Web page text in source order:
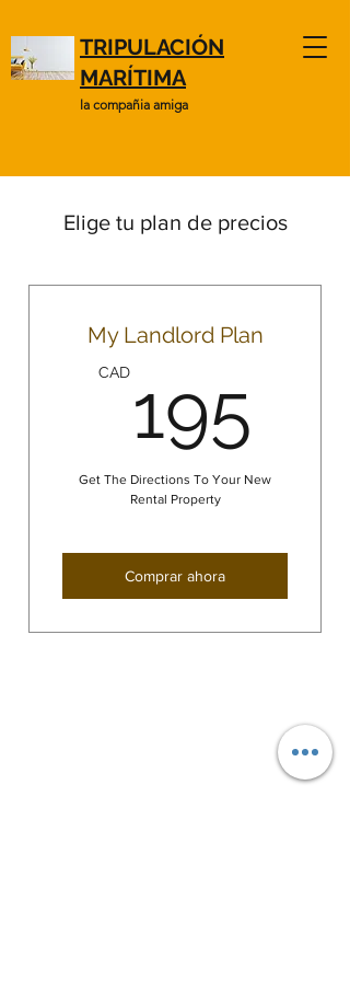
TRIPULACIÓN
MARÍTIMA
la compañia amiga
Elige tu plan de precios
My Landlord Plan
CAD 195
Get The Directions To Your New
Rental Property
Comprar ahora